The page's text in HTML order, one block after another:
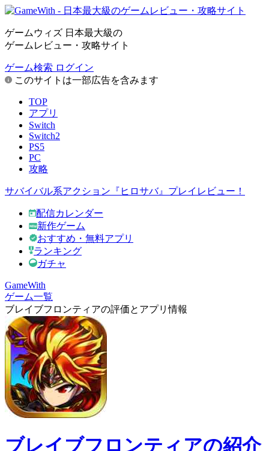
ゲームウィズ 日本最大級の
ゲームレビュー・攻略サイト
ゲーム検索 ログイン
このサイトは一部広告を含みます
TOP
アプリ
Switch
Switch2
PS5
PC
攻略
サバイバル系アクション『ヒロサバ』プレイレビュー！
配信カレンダー
新作ゲーム
おすすめ・無料アプリ
ランキング
ガチャ
GameWith
ゲーム一覧
ブレイブフロンティアの評価とアプリ情報
ブレイブフロンティアの紹介